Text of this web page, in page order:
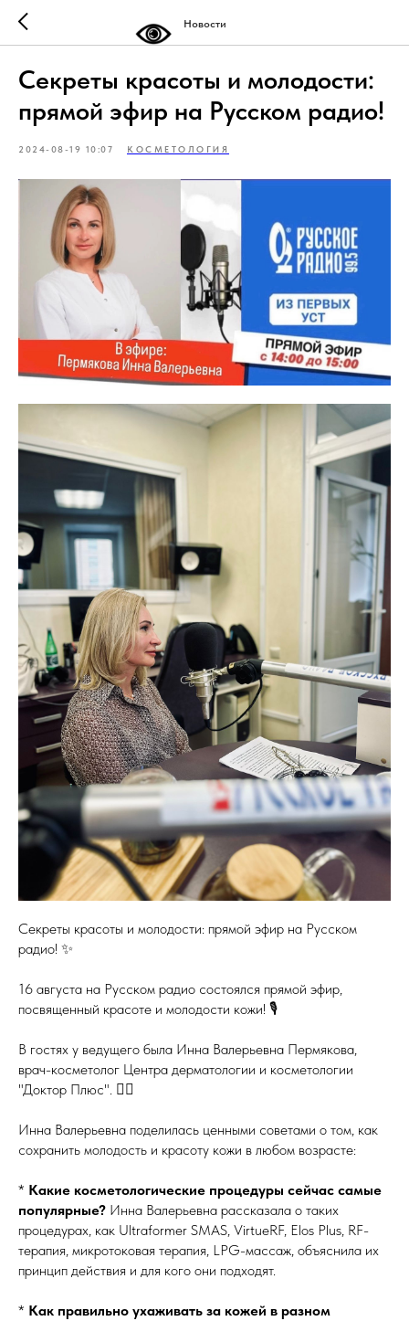
Новости
Секреты красоты и молодости:
прямой эфир на Русском радио!
2024-08-19 10:07 КОСМЕТОЛОГИЯ
Секреты красоты и молодости: прямой эфир на Русском
радио! ✨
16 августа на Русском радио состоялся прямой эфир,
посвященный красоте и молодости кожи! 🎙️
В гостях у ведущего была Инна Валерьевна Пермякова,
врач-косметолог Центра дерматологии и косметологии
"Доктор Плюс". 👩‍⚕️
Инна Валерьевна поделилась ценными советами о том, как
сохранить молодость и красоту кожи в любом возрасте:
* Какие косметологические процедуры сейчас самые
популярные? Инна Валерьевна рассказала о таких
процедурах, как Ultraformer SMAS, VirtueRF, Elos Plus, RF-
терапия, микротоковая терапия, LPG-массаж, объяснила их
принцип действия и для кого они подходят.
* Как правильно ухаживать за кожей в разном